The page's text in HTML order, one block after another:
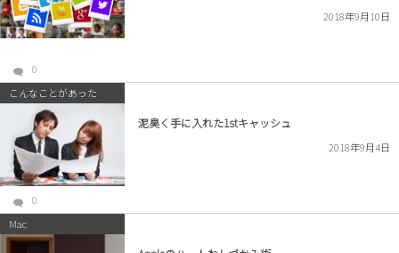
2018年9月10日
0
こんなことがあった
泥臭く手に入れた1stキャッシュ
2018年9月4日
0
Mac